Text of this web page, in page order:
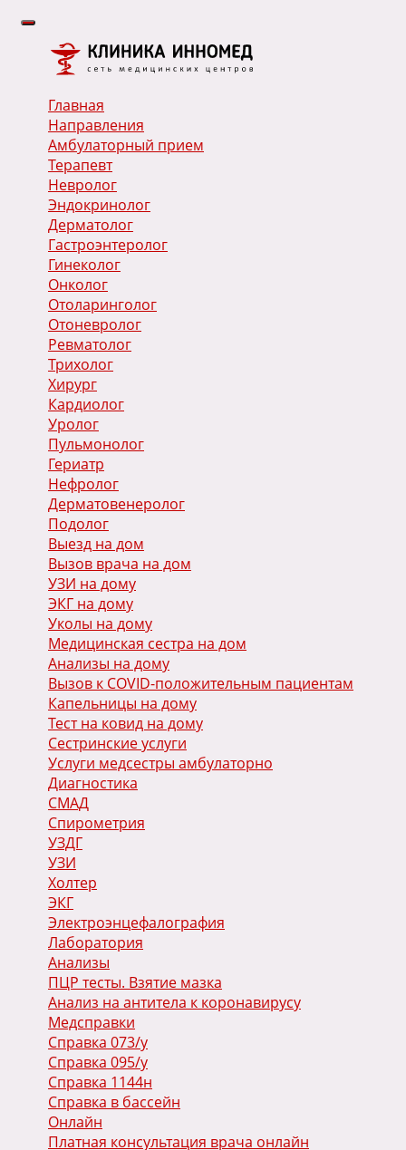
Главная
Направления
Амбулаторный прием
Терапевт
Невролог
Эндокринолог
Дерматолог
Гастроэнтеролог
Гинеколог
Онколог
Отоларинголог
Отоневролог
Ревматолог
Трихолог
Хирург
Кардиолог
Уролог
Пульмонолог
Гериатр
Нефролог
Дерматовенеролог
Подолог
Выезд на дом
Вызов врача на дом
УЗИ на дому
ЭКГ на дому
Уколы на дому
Медицинская сестра на дом
Анализы на дому
Вызов к COVID-положительным пациентам
Капельницы на дому
Тест на ковид на дому
Сестринские услуги
Услуги медсестры амбулаторно
Диагностика
СМАД
Спирометрия
УЗДГ
УЗИ
Холтер
ЭКГ
Электроэнцефалография
Лаборатория
Анализы
ПЦР тесты. Взятие мазка
Анализ на антитела к коронавирусу
Медсправки
Справка 073/у
Справка 095/у
Справка 1144н
Справка в бассейн
Онлайн
Платная консультация врача онлайн